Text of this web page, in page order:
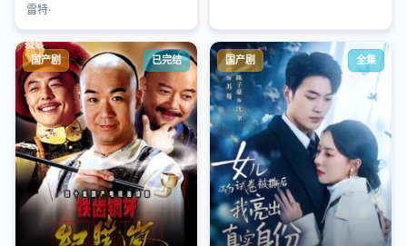
雷特·
国产剧 已完结 国产剧 全集